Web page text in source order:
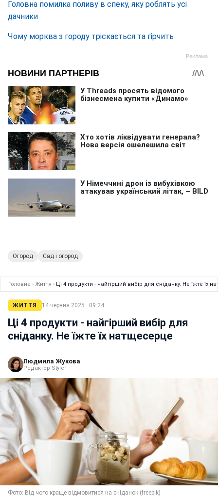
Головна помилка поливу в спеку, яку роблять усі
дачники
Чому морква з городу тріскається та гірчить
Огород Сад і огород
Головна › Життя › Ці 4 продукти - найгірший вибір для сніданку. Не їжте їх
ЖИТТЯ 14 червня 2025 · 09:24
Ці 4 продукти - найгірший вибір для
сніданку. Не їжте їх натщесерце
Людмила Жукова
Редактор Styler
Фото: Від чого краще відмовитися на сніданок (freepik)